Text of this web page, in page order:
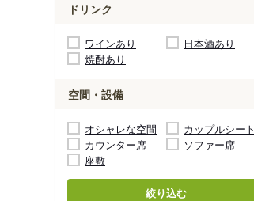
ドリンク
ワインあり
日本酒あり
焼酎あり
空間・設備
オシャレな空間
カップルシート
カウンター席
ソファー席
座敷
絞り込む